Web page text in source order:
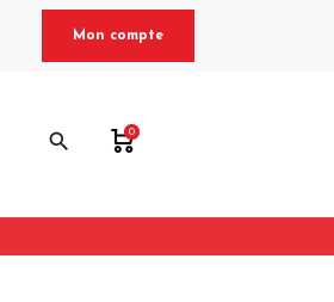
Mon compte
search 0